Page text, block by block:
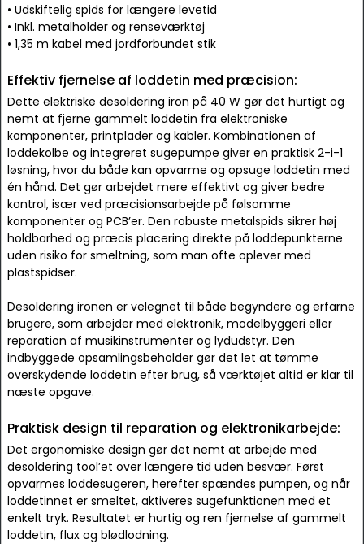
• Udskiftelig spids for længere levetid
• Inkl. metalholder og renseværktøj
• 1,35 m kabel med jordforbundet stik
Effektiv fjernelse af loddetin med præcision:
Dette elektriske desoldering iron på 40 W gør det hurtigt og
nemt at fjerne gammelt loddetin fra elektroniske
komponenter, printplader og kabler. Kombinationen af
loddekolbe og integreret sugepumpe giver en praktisk 2-i-1
løsning, hvor du både kan opvarme og opsuge loddetin med
én hånd. Det gør arbejdet mere effektivt og giver bedre
kontrol, især ved præcisionsarbejde på følsomme
komponenter og PCB’er. Den robuste metalspids sikrer høj
holdbarhed og præcis placering direkte på loddepunkterne
uden risiko for smeltning, som man ofte oplever med
plastspidser.
Desoldering ironen er velegnet til både begyndere og erfarne
brugere, som arbejder med elektronik, modelbyggeri eller
reparation af musikinstrumenter og lydudstyr. Den
indbyggede opsamlingsbeholder gør det let at tømme
overskydende loddetin efter brug, så værktøjet altid er klar til
næste opgave.
Praktisk design til reparation og elektronikarbejde:
Det ergonomiske design gør det nemt at arbejde med
desoldering tool’et over længere tid uden besvær. Først
opvarmes loddesugeren, herefter spændes pumpen, og når
loddetinnet er smeltet, aktiveres sugefunktionen med et
enkelt tryk. Resultatet er hurtig og ren fjernelse af gammelt
loddetin, flux og blødlodning.